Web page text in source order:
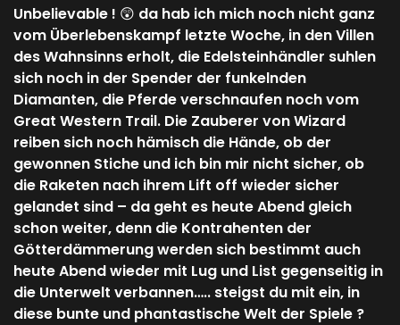
04.01.2019
Unbelievable ! 😲 da hab ich mich noch nicht ganz
vom Überlebenskampf letzte Woche, in den Villen
des Wahnsinns erholt, die Edelsteinhändler suhlen
sich noch in der Spender der funkelnden
Diamanten, die Pferde verschnaufen noch vom
Great Western Trail. Die Zauberer von Wizard
reiben sich noch hämisch die Hände, ob der
gewonnen Stiche und ich bin mir nicht sicher, ob
die Raketen nach ihrem Lift off wieder sicher
gelandet sind – da geht es heute Abend gleich
schon weiter, denn die Kontrahenten der
Götterdämmerung werden sich bestimmt auch
heute Abend wieder mit Lug und List gegenseitig in
die Unterwelt verbannen….. steigst du mit ein, in
diese bunte und phantastische Welt der Spiele ?